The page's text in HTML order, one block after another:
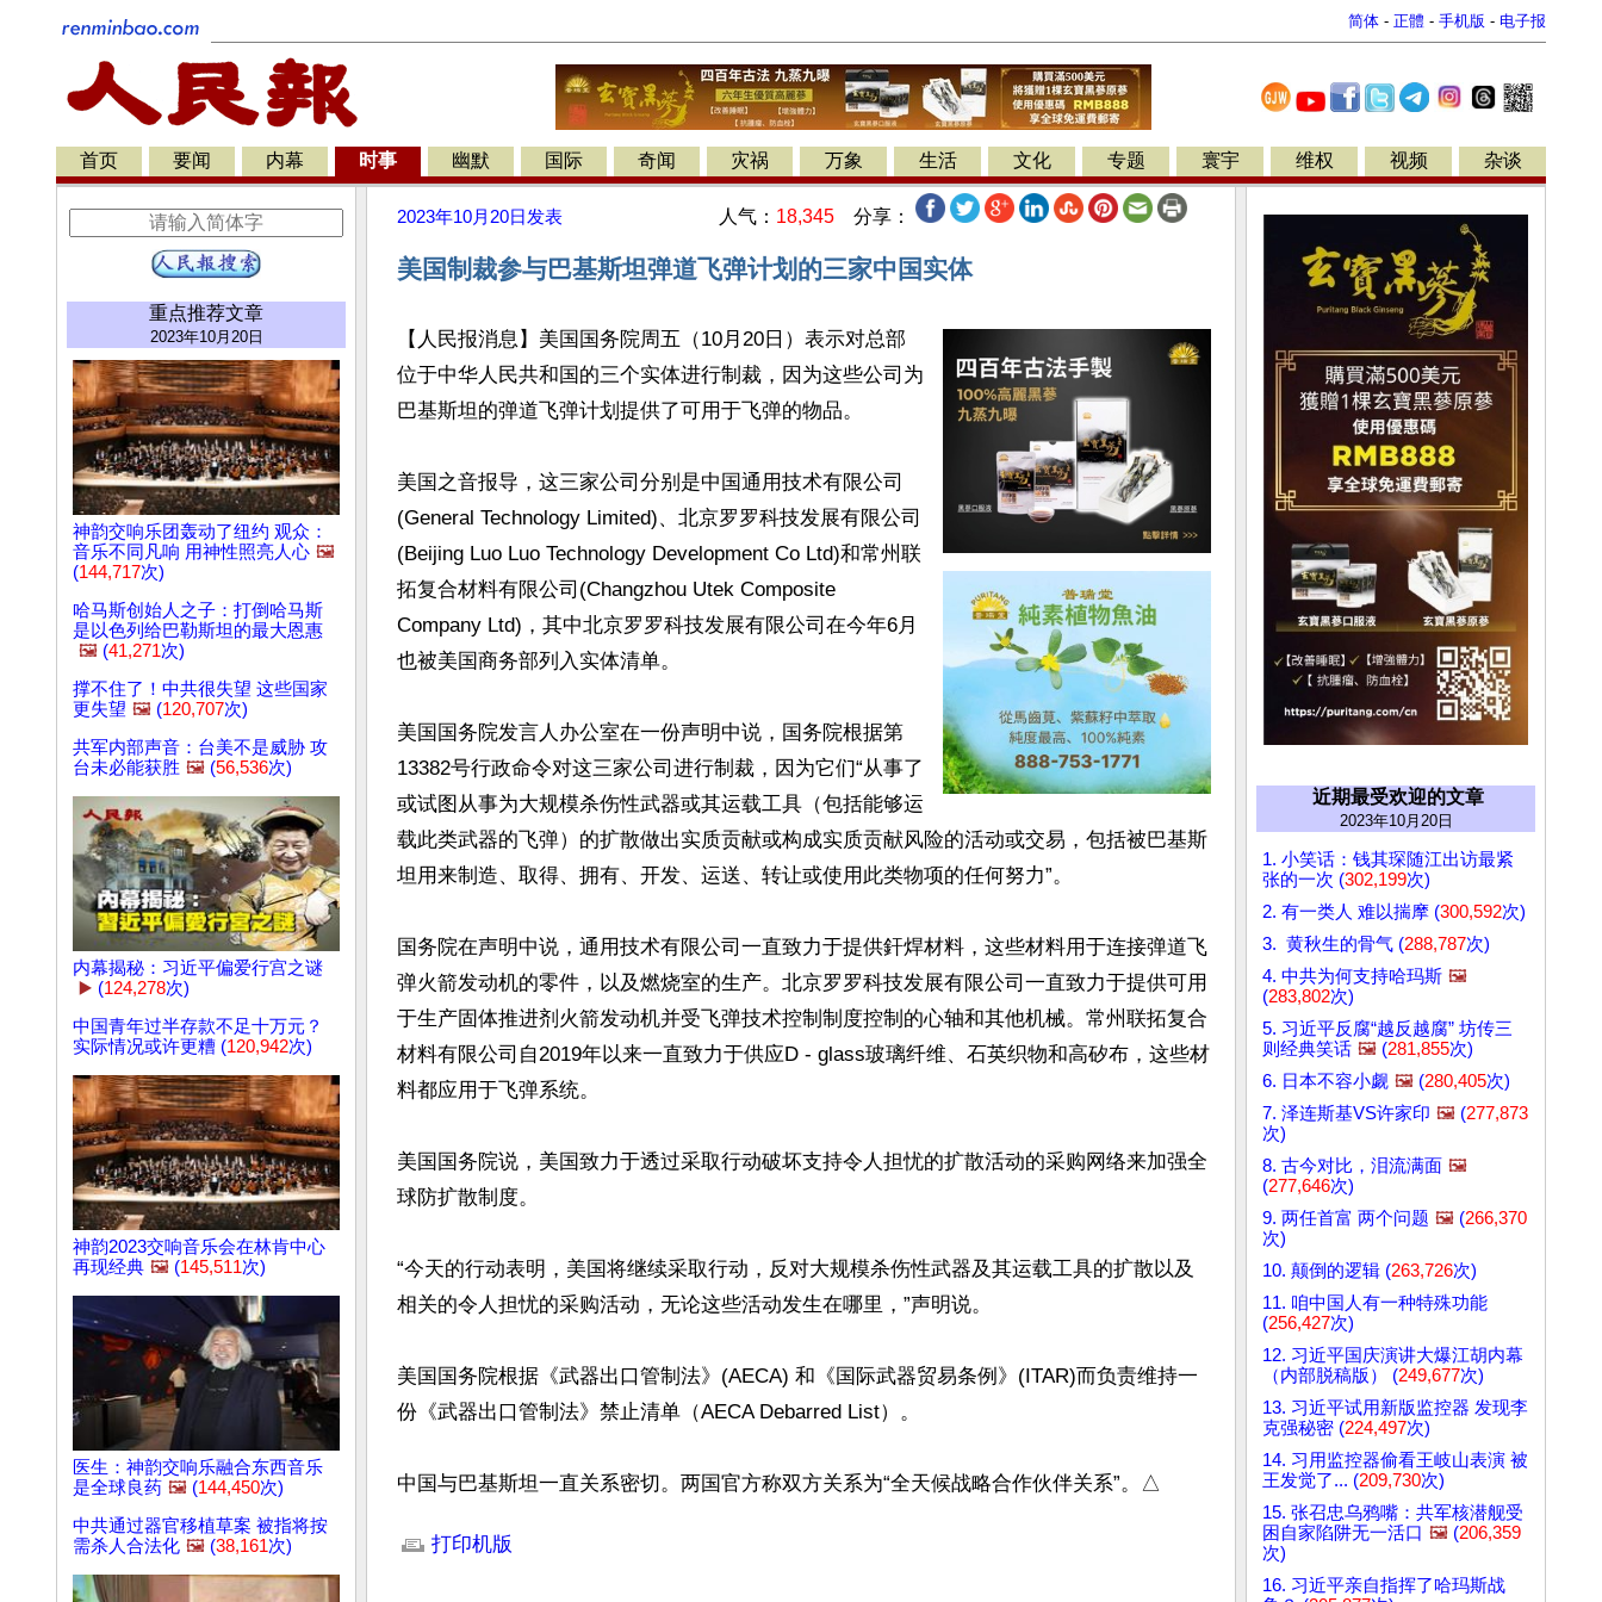
简体 - 正體 - 手机版 - 电子报
首页 要闻 内幕 时事 幽默 国际 奇闻 灾祸 万象 生活 文化 专题 寰宇 维权 视频 杂谈
重点推荐文章
2023年10月20日
神韵交响乐团轰动了纽约 观众：
音乐不同凡响 用神性照亮人心 🖼️
(144,717次)
哈马斯创始人之子：打倒哈马斯
是以色列给巴勒斯坦的最大恩惠
🖼️ (41,271次)
撑不住了！中共很失望 这些国家
更失望 🖼️ (120,707次)
共军内部声音：台美不是威胁 攻
台未必能获胜 🖼️ (56,536次)
内幕揭秘：习近平偏爱行宫之谜
▶️ (124,278次)
中国青年过半存款不足十万元？
实际情况或许更糟 (120,942次)
神韵2023交响音乐会在林肯中心
再现经典 🖼️ (145,511次)
医生：神韵交响乐融合东西音乐
是全球良药 🖼️ (144,450次)
中共通过器官移植草案 被指将按
需杀人合法化 🖼️ (38,161次)
2023年10月20日 发表 人气： 18,345 分享：
美国制裁参与巴基斯坦弹道飞弹计划的三家中国实体
【人民报消息】美国国务院周五（10月20日）表示对总部
位于中华人民共和国的三个实体进行制裁，因为这些公司为
巴基斯坦的弹道飞弹计划提供了可用于飞弹的物品。
美国之音报导，这三家公司分别是中国通用技术有限公司
(General Technology Limited)、北京罗罗科技发展有限公司
(Beijing Luo Luo Technology Development Co Ltd)和常州联
拓复合材料有限公司(Changzhou Utek Composite
Company Ltd)，其中北京罗罗科技发展有限公司在今年6月
也被美国商务部列入实体清单。
美国国务院发言人办公室在一份声明中说，国务院根据第
13382号行政命令对这三家公司进行制裁，因为它们“从事了
或试图从事为大规模杀伤性武器或其运载工具（包括能够运
载此类武器的飞弹）的扩散做出实质贡献或构成实质贡献风险的活动或交易，包括被巴基斯
坦用来制造、取得、拥有、开发、运送、转让或使用此类物项的任何努力”。
国务院在声明中说，通用技术有限公司一直致力于提供釬焊材料，这些材料用于连接弹道飞
弹火箭发动机的零件，以及燃烧室的生产。北京罗罗科技发展有限公司一直致力于提供可用
于生产固体推进剂火箭发动机并受飞弹技术控制制度控制的心轴和其他机械。常州联拓复合
材料有限公司自2019年以来一直致力于供应D - glass玻璃纤维、石英织物和高矽布，这些材
料都应用于飞弹系统。
美国国务院说，美国致力于透过采取行动破坏支持令人担忧的扩散活动的采购网络来加强全
球防扩散制度。
“今天的行动表明，美国将继续采取行动，反对大规模杀伤性武器及其运载工具的扩散以及
相关的令人担忧的采购活动，无论这些活动发生在哪里，”声明说。
美国国务院根据《武器出口管制法》(AECA) 和《国际武器贸易条例》(ITAR)而负责维持一
份《武器出口管制法》禁止清单（AECA Debarred List）。
中国与巴基斯坦一直关系密切。两国官方称双方关系为“全天候战略合作伙伴关系”。△
打印机版
近期最受欢迎的文章
2023年10月20日
1. 小笑话：钱其琛随江出访最紧
张的一次 (302,199次)
2. 有一类人 难以揣摩 (300,592次)
3. 黄秋生的骨气 (288,787次)
4. 中共为何支持哈玛斯 🖼️
(283,802次)
5. 习近平反腐“越反越腐” 坊传三
则经典笑话 🖼️ (281,855次)
6. 日本不容小觑 🖼️ (280,405次)
7. 泽连斯基VS许家印 🖼️ (277,873
次)
8. 古今对比，泪流满面 🖼️
(277,646次)
9. 两任首富 两个问题 🖼️ (266,370
次)
10. 颠倒的逻辑 (263,726次)
11. 咱中国人有一种特殊功能
(256,427次)
12. 习近平国庆演讲大爆江胡内幕
（内部脱稿版） (249,677次)
13. 习近平试用新版监控器 发现李
克强秘密 (224,497次)
14. 习用监控器偷看王岐山表演 被
王发觉了... (209,730次)
15. 张召忠乌鸦嘴：共军核潜舰受
困自家陷阱无一活口 🖼️ (206,359
次)
16. 习近平亲自指挥了哈玛斯战